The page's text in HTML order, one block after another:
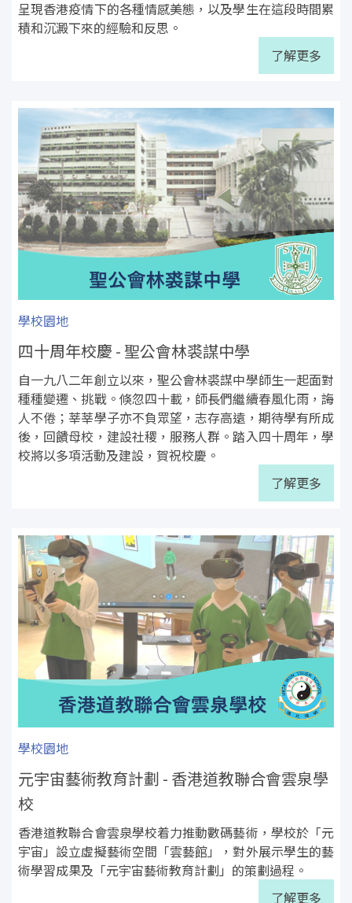
呈現香港疫情下的各種情感美態，以及學生在這段時間累
積和沉澱下來的經驗和反思。
了解更多
學校園地
四十周年校慶 - 聖公會林裘謀中學
自一九八二年創立以來，聖公會林裘謀中學師生一起面對
種種變遷、挑戰。倏忽四十載，師長們繼續春風化雨，誨
人不倦；莘莘學子亦不負眾望，志存高遠，期待學有所成
後，回饋母校，建設社稷，服務人群。踏入四十周年，學
校將以多項活動及建設，賀祝校慶。
了解更多
學校園地
元宇宙藝術教育計劃 - 香港道教聯合會雲泉學
校
香港道教聯合會雲泉學校着力推動數碼藝術，學校於「元
宇宙」設立虛擬藝術空間「雲藝館」，對外展示學生的藝
術學習成果及「元宇宙藝術教育計劃」的策劃過程。
了解更多